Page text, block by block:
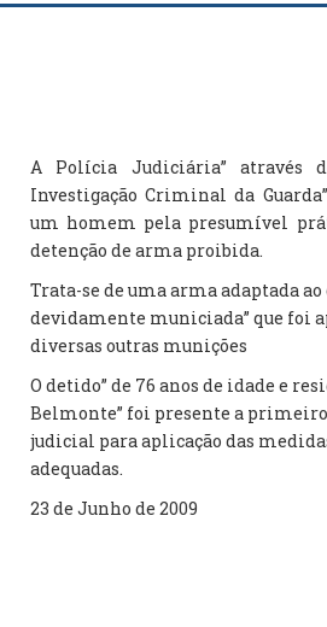
A Polícia Judiciária” através
Investigação Criminal da
um homem pela presumível
detenção de arma proibida.
Trata-se de uma arma adaptada
devidamente municiada” que foi
diversas outras munições
O detido” de 76 anos de idade e
Belmonte” foi presente a
judicial para aplicação das
adequadas.
23 de Junho de 2009